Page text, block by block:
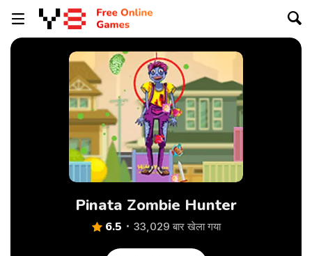
Pinata Zombie Hunter
6.5 33,029 बार खेला गया